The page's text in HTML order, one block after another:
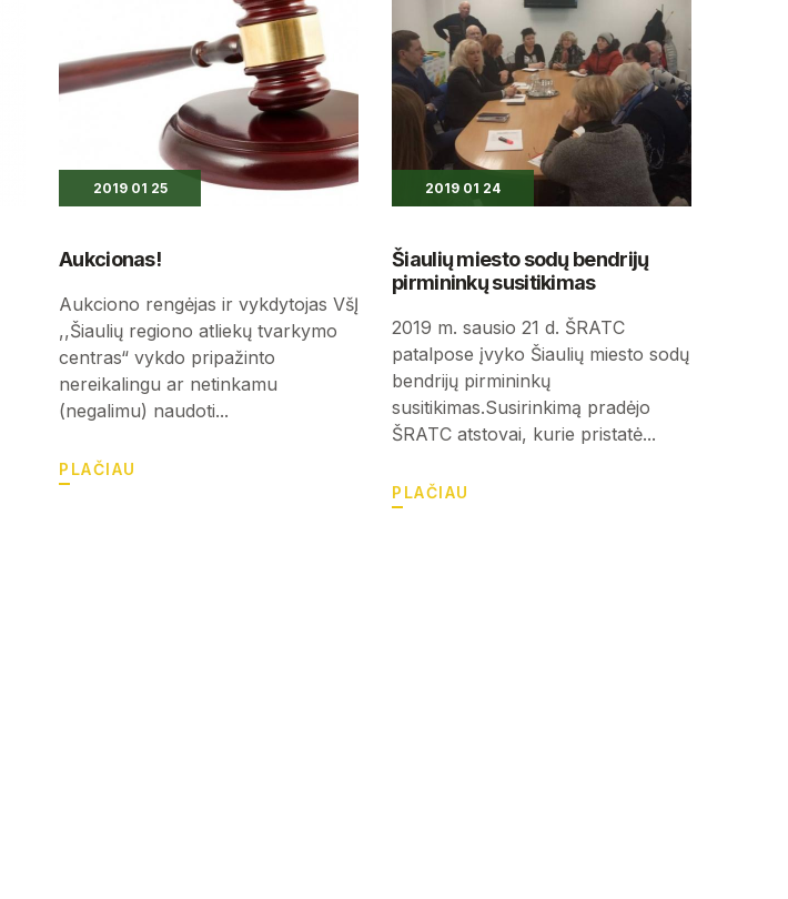
2019 01 25
Aukcionas!
Aukciono rengėjas ir vykdytojas VšĮ
,,Šiaulių regiono atliekų tvarkymo
centras“ vykdo pripažinto
nereikalingu ar netinkamu
(negalimu) naudoti...
PLAČIAU
2019 01 24
Šiaulių miesto sodų bendrijų
pirmininkų susitikimas
2019 m. sausio 21 d. ŠRATC
patalpose įvyko Šiaulių miesto sodų
bendrijų pirmininkų
susitikimas.Susirinkimą pradėjo
ŠRATC atstovai, kurie pristatė...
PLAČIAU